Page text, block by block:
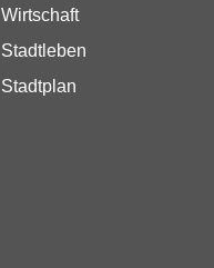
Wirtschaft
Stadtleben
Stadtplan